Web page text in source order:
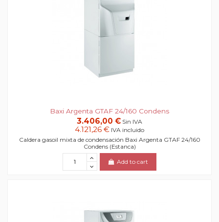
Baxi Argenta GTAF 24/160 Condens
3.406,00 € Sin IVA
4.121,26 € IVA incluido
Caldera gasoil mixta de condensación Baxi Argenta GTAF 24/160
Condens (Estanca)
Add to cart